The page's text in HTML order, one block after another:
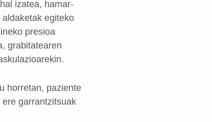
izatea, hamar-
egiteko
presioa
grabitatearen
horretan, paziente
garrantzitsuak